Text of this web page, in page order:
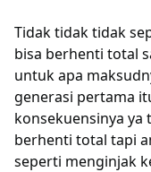
Tidak tidak tidak
bisa berhenti total
untuk apa
generasi pertama
konsekuensinya ya
berhenti total tapi
seperti menginjak